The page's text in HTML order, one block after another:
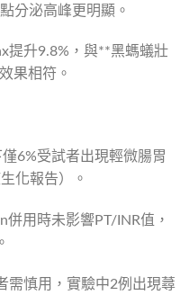
分泌高峰更明顯。
提升9.8%，與**黑螞蟻壯
果相符。
6%受試者出現輕微腸胃
化報告）。
用時未影響PT/INR值，
需慎用，實驗中2例出現蕁